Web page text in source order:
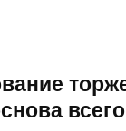
всего